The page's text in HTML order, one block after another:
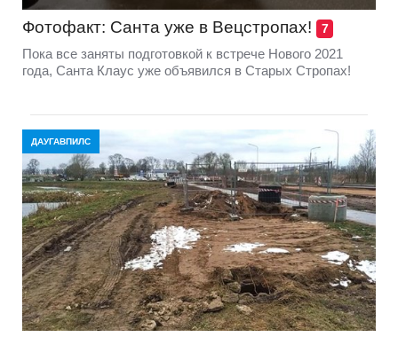
Фотофакт: Санта уже в Вецстропах! 7
Пока все заняты подготовкой к встрече Нового 2021
года, Санта Клаус уже объявился в Старых Стропах!
ДАУГАВПИЛС